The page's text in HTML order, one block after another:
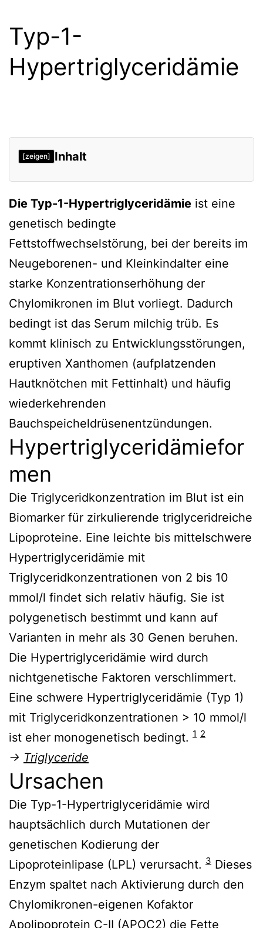
Typ-1-
Hypertriglyceridämie
[zeigen] Inhalt
Hypertriglyceridämieformen
Ursachen
Differenzialdiagnostik
Symptomatik
Diagnostik
Therapie
Verweise
Die Typ-1-Hypertriglyceridämie ist eine
genetisch bedingte
Fettstoffwechselstörung, bei der bereits im
Neugeborenen- und Kleinkindalter eine
starke Konzentrationserhöhung der
Chylomikronen im Blut vorliegt. Dadurch
bedingt ist das Serum milchig trüb. Es
kommt klinisch zu Entwicklungsstörungen,
eruptiven Xanthomen (aufplatzenden
Hautknötchen mit Fettinhalt) und häufig
wiederkehrenden
Bauchspeicheldrüsenentzündungen.
Hypertriglyceridämiefor
men
Die Triglyceridkonzentration im Blut ist ein
Biomarker für zirkulierende triglyceridreiche
Lipoproteine. Eine leichte bis mittelschwere
Hypertriglyceridämie mit
Triglyceridkonzentrationen von 2 bis 10
mmol/l findet sich relativ häufig. Sie ist
polygenetisch bestimmt und kann auf
Varianten in mehr als 30 Genen beruhen.
Die Hypertriglyceridämie wird durch
nichtgenetische Faktoren verschlimmert.
Eine schwere Hypertriglyceridämie (Typ 1)
mit Triglyceridkonzentrationen > 10 mmol/l
ist eher monogenetisch bedingt. 1 2
→ Triglyceride
Ursachen
Die Typ-1-Hypertriglyceridämie wird
hauptsächlich durch Mutationen der
genetischen Kodierung der
Lipoproteinlipase (LPL) verursacht. 3 Dieses
Enzym spaltet nach Aktivierung durch den
Chylomikronen-eigenen Kofaktor
Apolipoprotein C-II (APOC2) die Fette